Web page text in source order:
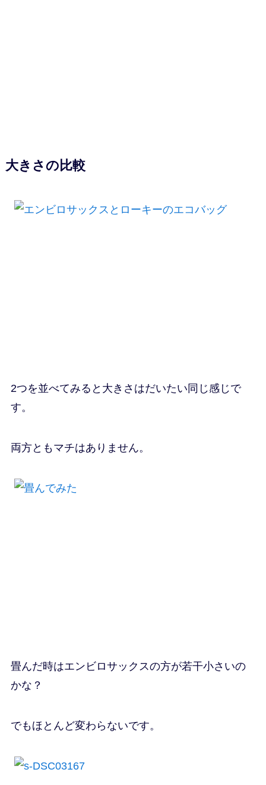
大きさの比較
2つを並べてみると大きさはだいたい同じ感じで
す。
両方ともマチはありません。
畳んだ時はエンビロサックスの方が若干小さいの
かな？
でもほとんど変わらないです。